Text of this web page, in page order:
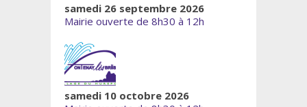
samedi 26 septembre 2026
Mairie ouverte de 8h30 à 12h
samedi 10 octobre 2026